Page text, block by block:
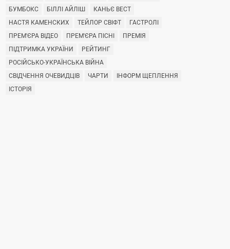
БУМБОКС
БІЛЛІ АЙЛІШ
КАНЬЄ ВЕСТ
НАСТЯ КАМЕНСКИХ
ТЕЙЛОР СВІФТ
ГАСТРОЛІ
ПРЕМ'ЄРА ВІДЕО
ПРЕМ'ЄРА ПІСНІ
ПРЕМІЯ
ПІДТРИМКА УКРАЇНИ
РЕЙТИНГ
РОСІЙСЬКО-УКРАЇНСЬКА ВІЙНА
СВІДЧЕННЯ ОЧЕВИДЦІВ
ЧАРТИ
ІНФОРМ ЩЕПЛЕННЯ
ІСТОРІЯ